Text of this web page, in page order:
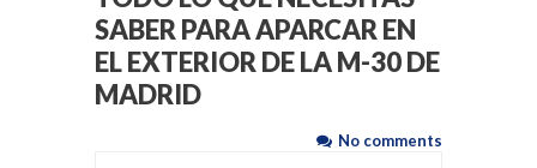
SABER PARA APARCAR EN
EL EXTERIOR DE LA M-30 DE
MADRID
No comments